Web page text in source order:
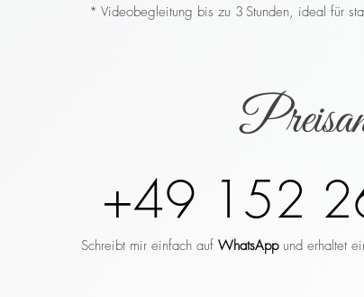
* Videobegleitung bis zu 3 Stunden, ideal für
+49 152
Schreibt mir einfach auf WhatsAppund erhaltet